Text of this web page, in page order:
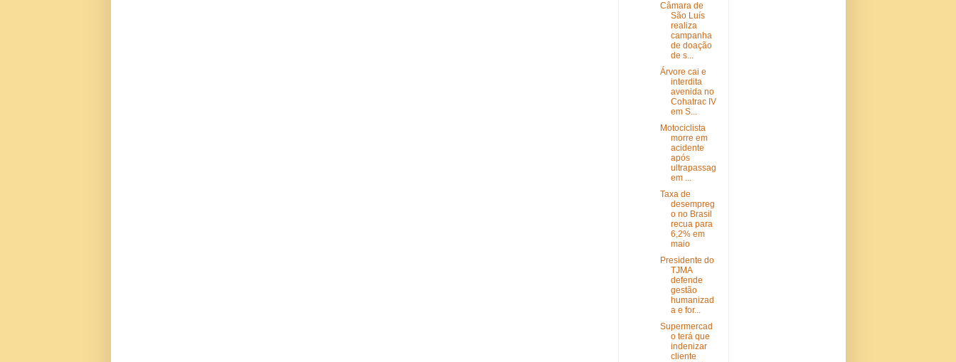
Câmara de
São Luís
realiza
campanha
de doação
de s...
Árvore cai e
interdita
avenida no
Cohatrac IV
em S...
Motociclista
morre em
acidente
após
ultrapassag
em ...
Taxa de
desempreg
o no Brasil
recua para
6,2% em
maio
Presidente do
TJMA
defende
gestão
humanizad
a e for...
Supermercad
o terá que
indenizar
cliente